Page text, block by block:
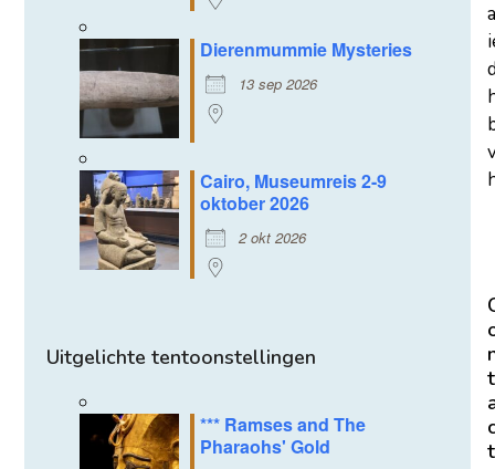
Dierenmummie Mysteries
13 sep 2026
Cairo, Museumreis 2-9
oktober 2026
2 okt 2026
Uitgelichte tentoonstellingen
*** Ramses and The
Pharaohs' Gold
t
t